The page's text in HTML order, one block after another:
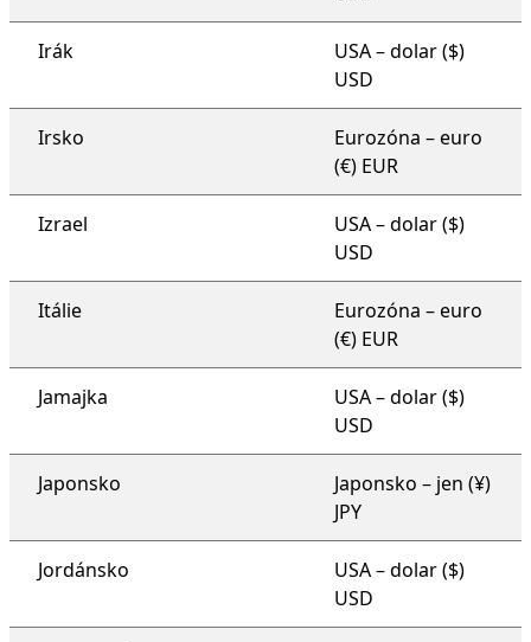
Irák
USA – dolar ($)
USD
Irsko
Eurozóna – euro
(€) EUR
Izrael
USA – dolar ($)
USD
Itálie
Eurozóna – euro
(€) EUR
Jamajka
USA – dolar ($)
USD
Japonsko
Japonsko – jen (¥)
JPY
Jordánsko
USA – dolar ($)
USD